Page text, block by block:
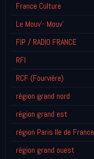
France Culture
Le Mouv'- Mouv'
FIP / RADIO FRANCE
RFI
RCF (Fourvière)
région grand nord
région grand est
région Paris Ile de France
région grand ouest